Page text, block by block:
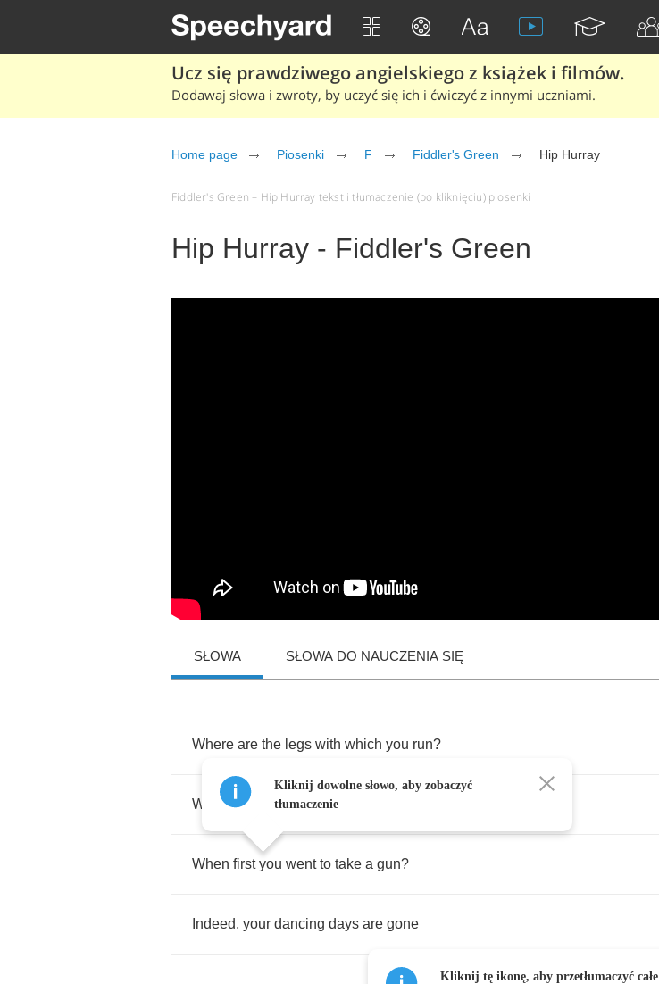
Ucz się prawdziwego angielskiego z książek i filmów.
Dodawaj słowa i zwroty, by uczyć się ich i ćwiczyć z innymi uczniami.
Home page Piosenki F Fiddler's Green Hip Hurray
Fiddler's Green – Hip Hurray tekst i tłumaczenie (po kliknięciu) piosenki
Hip Hurray - Fiddler's Green
SŁOWA SŁOWA DO NAUCZENIA SIĘ
Where are the legs with which you run?
Where are the legs with
When first you went to take a gun?
Indeed, your dancing days are gone
Kliknij dowolne słowo, aby zobaczyć
tłumaczenie
Kliknij tę ikonę, aby przetłumaczyć całe